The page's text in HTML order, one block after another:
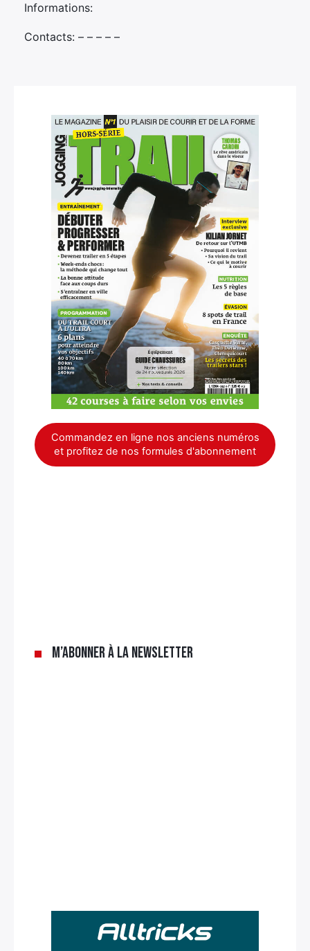
Informations:
Contacts: – – – – –
Commandez en ligne nos anciens numéros
et profitez de nos formules d'abonnement
M’abonner à la newsletter